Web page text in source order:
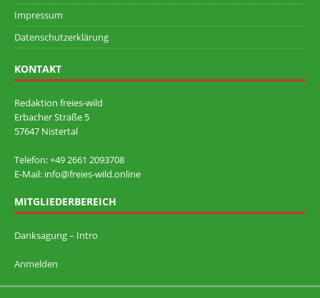
Impressum
Datenschutzerklärung
KONTAKT
Redaktion freies-wild
Erbacher Straße 5
57647 Nistertal
Telefon: +49 ‭2661 2093708
E-Mail: info@freies-wild.online
MITGLIEDERBEREICH
Danksagung – Intro
Anmelden